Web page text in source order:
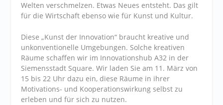
Welten verschmelzen. Etwas Neues entsteht. Das gilt
für die Wirtschaft ebenso wie für Kunst und Kultur.
Diese „Kunst der Innovation“ braucht kreative und
unkonventionelle Umgebungen. Solche kreativen
Räume schaffen wir im Innovationshub A32 in der
Siemensstadt Square. Wir laden Sie am 11. März von
15 bis 22 Uhr dazu ein, diese Räume in ihrer
Motivations- und Kooperationswirkung selbst zu
erleben und für sich zu nutzen.